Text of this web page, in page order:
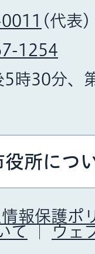
(代表)
1254
時30分、
役所につ
報保護ポ
て
ウェ